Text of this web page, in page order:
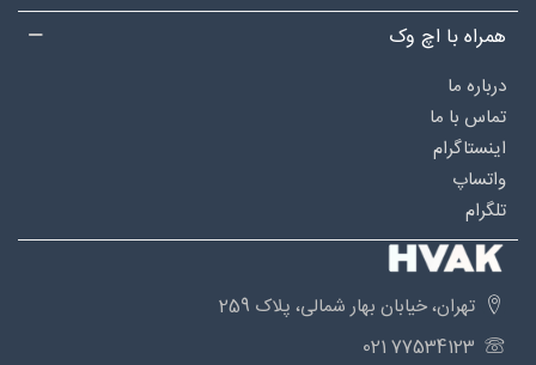
همراه با اچ وک
درباره‌ ما
تماس با ما
اینستاگرام
واتساپ
تلگرام
تهران، خیابان بهار شمالی، پلاک 259
77534123 021